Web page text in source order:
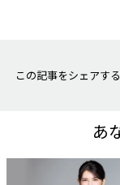
この記事をシェアする
あ